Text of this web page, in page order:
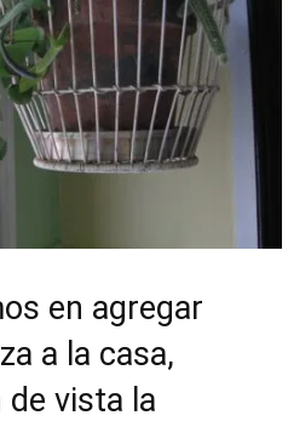
en agregar
a la casa,
de vista la